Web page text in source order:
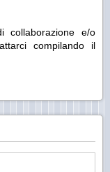
collaborazione e/o
compilando il